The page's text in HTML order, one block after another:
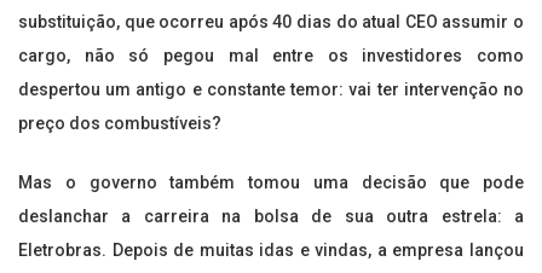
substituição, que ocorreu após 40 dias do atual CEO assumir o
cargo, não só pegou mal entre os investidores como
despertou um antigo e constante temor: vai ter intervenção no
preço dos combustíveis?
Mas o governo também tomou uma decisão que pode
deslanchar a carreira na bolsa de sua outra estrela: a
Eletrobras. Depois de muitas idas e vindas, a empresa lançou